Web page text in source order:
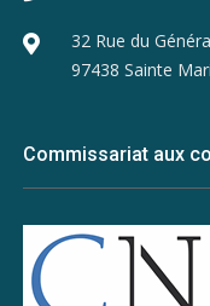
32 Rue du
97438 Sainte
Commissariat aux